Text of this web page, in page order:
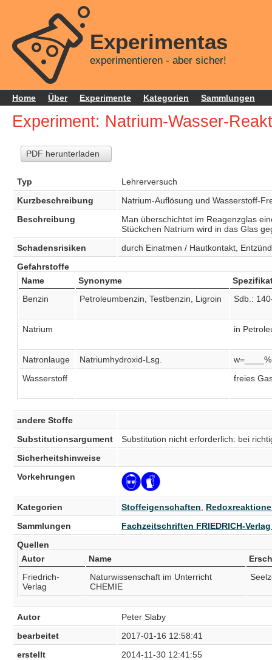
Experimentas
experimentieren - aber sicher!
Home Über Experimente Kategorien Sammlungen
Experiment: Natrium-Wasser-
PDF herunterladen
Typ
Lehrerversuch
Kurzbeschreibung
Natrium-Auflösung und Wasserstoff-
Beschreibung
Man überschichtet im Reagenzglas
Stückchen Natrium wird in das Glas
Schadensrisiken
durch Einatmen / Hautkontakt,
Gefahrstoffe
Name
Synonyme
Benzin
Petroleumbenzin, Testbenzin, Ligroin Sdb.:
Natrium in
Natronlauge Natriumhydroxid-Lsg.
Wasserstoff
freies
andere Stoffe
Substitutionsargument
Substitution nicht erforderlich: bei
Sicherheitshinweise
Vorkehrungen
Kategorien Stoffeigenschaften
Sammlungen
Fachzeitschriften FRIEDRICH-Verlag
Quellen
Autor
Name
Friedrich-
Verlag
Naturwissenschaft im Unterricht
CHEMIE
Autor
Peter Slaby
bearbeitet
2017-01-16 12:58:41
erstellt
2014-11-30 12:41:55